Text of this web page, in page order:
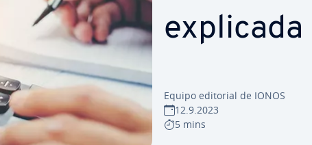
Equipo editorial de IONOS
12.9.2023
5 mins